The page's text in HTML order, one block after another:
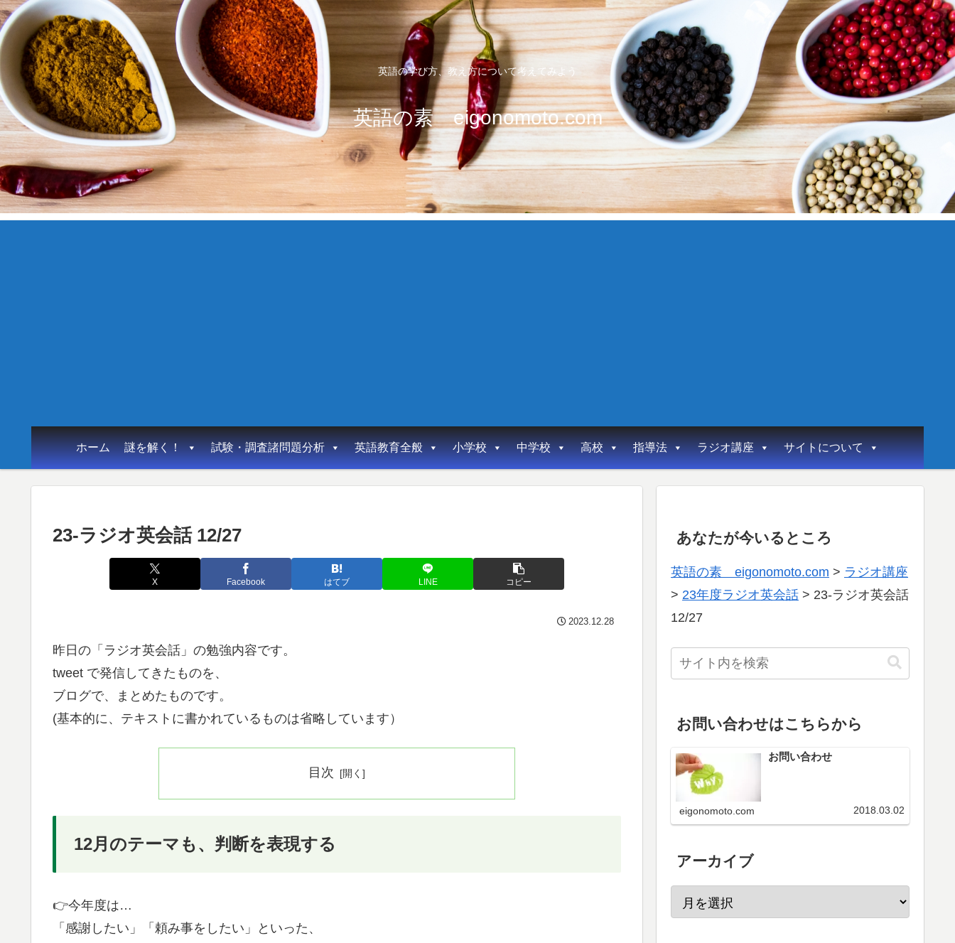
英語の学び方、教え方について考えてみよう
英語の素 eigonomoto.com
ホーム 謎を解く！ 試験・調査諸問題分析 英語教育全般 小学校 中学校 高校 指導法 ラジオ講座 サイトについて
23-ラジオ英会話 12/27
X Facebook はてブ LINE コピー
2023.12.28
昨日の「ラジオ英会話」の勉強内容です。
tweet で発信してきたものを、
ブログで、まとめたものです。
(基本的に、テキストに書かれているものは省略しています）
目次
12月のテーマも、判断を表現する
👉今年度は…
「感謝したい」「頼み事をしたい」といった、
あなたが今いるところ
英語の素 eigonomoto.com > ラジオ講座
> 23年度ラジオ英会話 > 23-ラジオ英会話
12/27
お問い合わせはこちらから
お問い合わせ
eigonomoto.com 2018.03.02
アーカイブ